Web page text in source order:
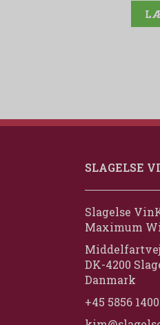
SLAGELSE
Slagelse
Maximum
DK-4200
Danmark
+45 5856 1400